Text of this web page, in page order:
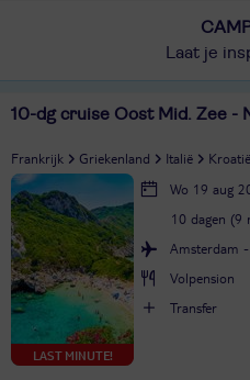
Laat je
10-dg cruise Oost Mid. Zee -
Frankrijk Griekenland Italië Kroatië
LAST MINUTE!
Wo 19 aug
10 dagen (9
Amsterdam
Volpension
Transfer